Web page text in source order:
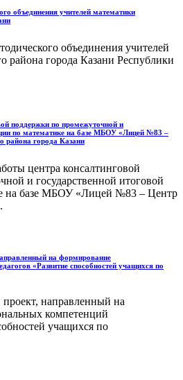
объединения учителей математики
объединения учителей
района города Казани Республики
поддержки по промежуточной и
по математике на базе МБОУ «Лицей №83 –
района города Казани
центра консалтинговой
и государственной итоговой
на базе МБОУ «Лицей №83 – Центр
на формирование
«Развитие способностей учащихся по
направленный на
компетенций
учащихся по